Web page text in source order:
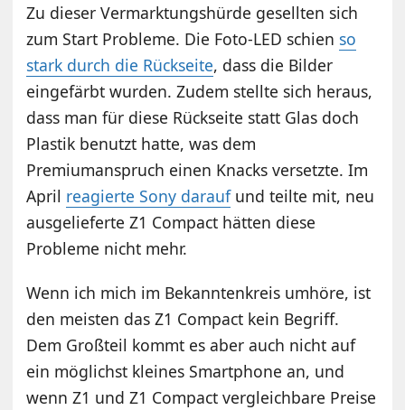
Zu dieser Vermarktungshürde gesellten sich
zum Start Probleme. Die Foto-LED schien so
stark durch die Rückseite, dass die Bilder
eingefärbt wurden. Zudem stellte sich heraus,
dass man für diese Rückseite statt Glas doch
Plastik benutzt hatte, was dem
Premiumanspruch einen Knacks versetzte. Im
April reagierte Sony daraufund teilte mit, neu
ausgelieferte Z1 Compact hätten diese
Probleme nicht mehr.
Wenn ich mich im Bekanntenkreis umhöre, ist
den meisten das Z1 Compact kein Begriff.
Dem Großteil kommt es aber auch nicht auf
ein möglichst kleines Smartphone an, und
wenn Z1 und Z1 Compact vergleichbare Preise